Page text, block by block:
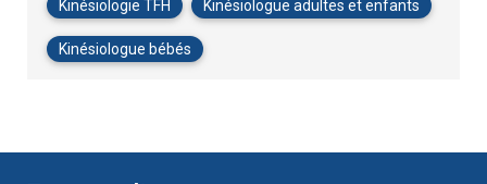
Kinésiologie TFH Kinésiologue adultes et enfants
Kinésiologue bébés